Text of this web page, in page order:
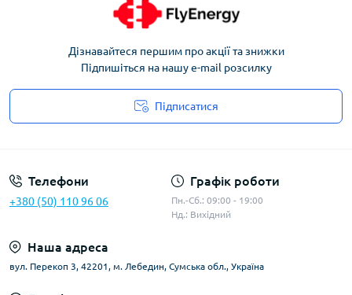
Дізнавайтеся першим про акції та знижки
Підпишіться на нашу e-mail розсилку
Підписатися
Телефони
+380 (50) 110 96 06
Графік роботи
Пн.-Сб.: 09:00 - 19:00
Нд.: Вихідний
Наша адреса
вул. Перекоп 3, 42201, м. Лебедин, Сумська обл., Україна